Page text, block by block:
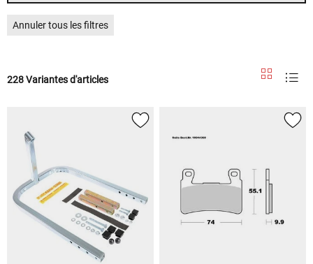
Annuler tous les filtres
228 Variantes d'articles